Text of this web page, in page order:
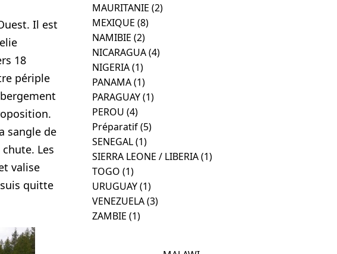
Il est
18
périple
sangle de
Les
valise
quitte
MAURITANIE (2)
MEXIQUE (8)
NAMIBIE (2)
NICARAGUA(4)
NIGERIA(1)
PANAMA(1)
PARAGUAY(1)
PEROU (4)
Préparatif(5)
SENEGAL(1)
SIERRA LEONE / LIBERIA(1)
TOGO (1)
URUGUAY(1)
VENEZUELA(3)
ZAMBIE (1)